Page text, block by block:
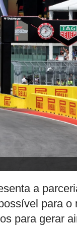
a
para o
para gerar